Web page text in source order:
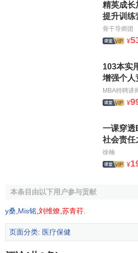
中，自我概念被认为是最稳定改善
心理优势感，通过心理迁移到日常
面对外界环境，达到良好的适应状态
心理能量包括3个方面，即活力、
情感方面来谈的，现有大量的研究
人的情绪，通过体育运动使个体身
意志品质的改善。老年人从事迪斯
发现:通过运动前后
表明，按要求坚持迪斯
中的人格及意志因素平均分增高。
65%的学生认为体育教学有助于意
明:实验后意志品质中，实验组比对照
力方面有很多研究都表明体育运动有
力的提高。
精英成长
提升训练
骨干导师团
¥
103本实
增强个人
MBA特聘讲
¥
一课穿透
社会责任
徐楠
¥
本条目由以下用户参与贡献
y桑 Mis铭 刘维燎 苏青荇
页面分类: 医疗保健